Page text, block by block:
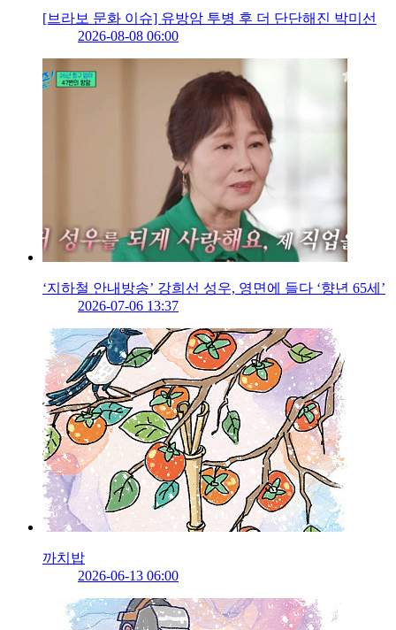
[브라보 문화 이슈] 유방암 투병 후 더 단단해진 박미선
2026-08-08 06:00
‘지하철 안내방송’ 강희선 성우, 영면에 들다 ‘향년 65세’
2026-07-06 13:37
까치밥
2026-06-13 06:00